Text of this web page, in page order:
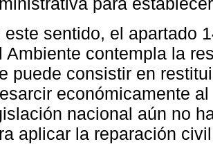
este sentido, el apartado
Ambiente contempla la
puede consistir en
económicamente
nacional aún no
aplicar la reparación